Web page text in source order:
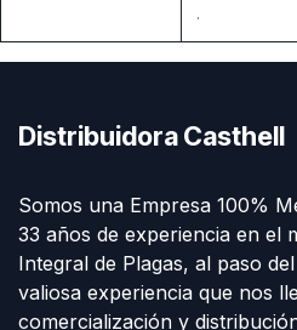
.
Distribuidora Casthell
Somos una Empresa 100%
33 años de experiencia en el
Integral de Plagas, al paso
valiosa experiencia que nos
comercialización y